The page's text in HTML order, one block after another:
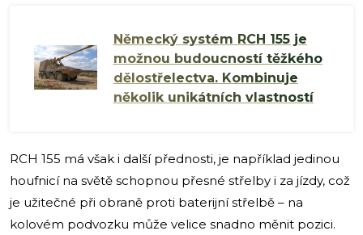
Německý systém RCH 155 je
možnou budoucností těžkého
dělostřelectva. Kombinuje
několik unikátních vlastností
RCH 155 má však i další přednosti, je například jedinou
houfnicí na světě schopnou přesné střelby i za jízdy, což
je užitečné při obraně proti baterijní střelbě – na
kolovém podvozku může velice snadno měnit pozici.